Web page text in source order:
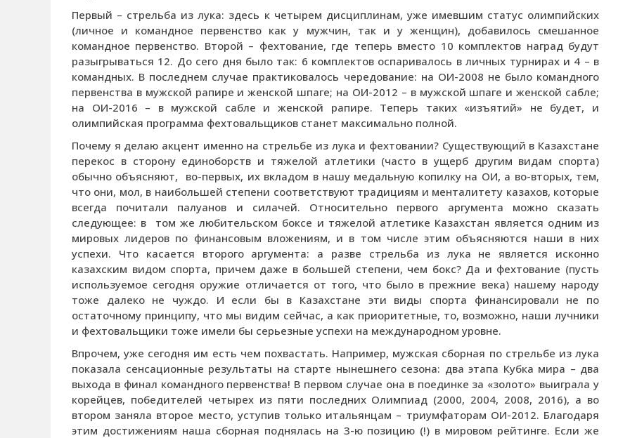
Первый – стрельба из лука: здесь к четырем дисциплинам, уже имевшим статус олимпийских
(личное и командное первенство как у мужчин, так и у женщин), добавилось смешанное
командное первенство. Второй – фехтование, где теперь вместо 10 комплектов наград будут
разыгрываться 12. До сего дня было так: 6 комплектов оспаривалось в личных турнирах и 4 – в
командных. В последнем случае практиковалось чередование: на ОИ-2008 не было командного
первенства в мужской рапире и женской шпаге; на ОИ-2012 – в мужской шпаге и женской сабле;
на ОИ-2016 – в мужской сабле и женской рапире. Теперь таких «изъятий» не будет, и
олимпийская программа фехтовальщиков станет максимально полной.
Почему я делаю акцент именно на стрельбе из лука и фехтовании? Существующий в Казахстане
перекос в сторону единоборств и тяжелой атлетики (часто в ущерб другим видам спорта)
обычно объясняют, во-первых, их вкладом в нашу медальную копилку на ОИ, а во-вторых, тем,
что они, мол, в наибольшей степени соответствуют традициям и менталитету казахов, которые
всегда почитали палуанов и силачей. Относительно первого аргумента можно сказать
следующее: в том же любительском боксе и тяжелой атлетике Казахстан является одним из
мировых лидеров по финансовым вложениям, и в том числе этим объясняются наши в них
успехи. Что касается второго аргумента: а разве стрельба из лука не является исконно
казахским видом спорта, причем даже в большей степени, чем бокс? Да и фехтование (пусть
используемое сегодня оружие отличается от того, что было в прежние века) нашему народу
тоже далеко не чуждо. И если бы в Казахстане эти виды спорта финансировали не по
остаточному принципу, что мы видим сейчас, а как приоритетные, то, возможно, наши лучники
и фехтовальщики тоже имели бы серьезные успехи на международном уровне.
Впрочем, уже сегодня им есть чем похвастать. Например, мужская сборная по стрельбе из лука
показала сенсационные результаты на старте нынешнего сезона: два этапа Кубка мира – два
выхода в финал командного первенства! В первом случае она в поединке за «золото» выиграла у
корейцев, победителей четырех из пяти последних Олимпиад (2000, 2004, 2008, 2016), а во
втором заняла второе место, уступив только итальянцам – триумфаторам ОИ-2012. Благодаря
этим достижениям наша сборная поднялась на 3-ю позицию (!) в мировом рейтинге. Если же